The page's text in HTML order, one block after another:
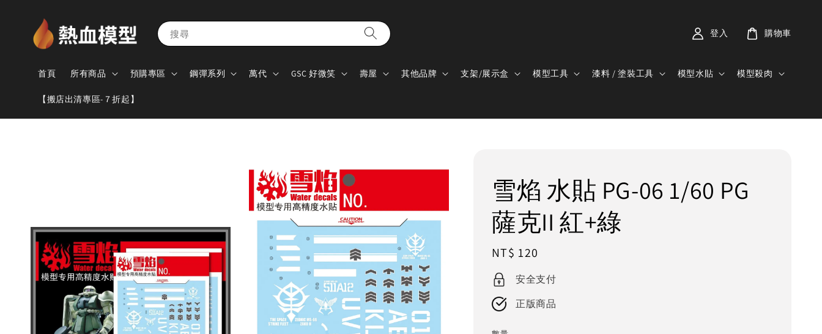
搜尋
首頁 所有商品 預購專區 鋼彈系列 萬代 GSC 好微笑 壽屋 其他品牌 支架/展示盒 模型工具 漆料 / 塗裝工具 模型水貼 模型殺肉
【搬店出清專區-７折起】
登入 購物車
雪焰 水貼 PG-06 1/60 PG
薩克II 紅+綠
Regular
price
NT$ 120
安全支付
正版商品